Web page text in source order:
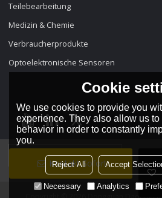
Kontakt Sofort
Teilebearbeitung
Medizin & Chemie
Verbraucherprodukte
Optoelektronische Sensoren
Sprache: Deutsch
Cookie
We use cookies to provide you
experience. They also allow us
behavior in order to constantly
you.
Reject All Accept
Necessary Analytics